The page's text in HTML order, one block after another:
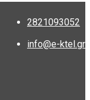
2821093052
info@e-ktel.gr